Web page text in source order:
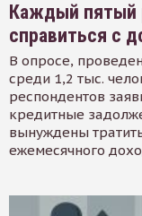
Каждый пятый
справиться с
В опросе,
среди 1,2 тыс.
респондентов
кредитные
вынуждены
ежемесячного